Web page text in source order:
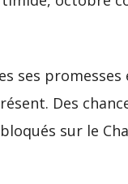
ses
Des
sur le